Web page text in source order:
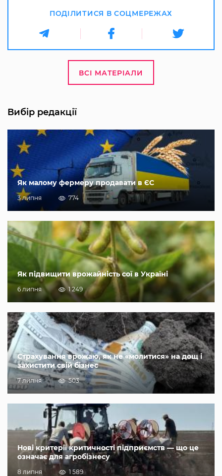
ПОДІЛИТИСЯ В СОЦМЕРЕЖАХ
ВСІ МАТЕРІАЛИ
Вибір редакції
Як малому фермеру продавати в ЄС
3 липня 774
Як підвищити врожайність сої в Україні
6 липня 1 249
Страхування врожаю, як не «молитися» на дощ і
захистити свій бізнес
7 липня 503
Нові критерії критичності підприємств — що це
означає для агробізнесу
8 липня 1 589